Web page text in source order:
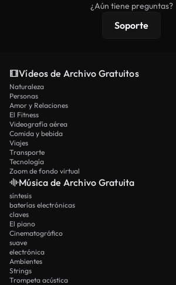
protecciones de licencia extendidas.
¿Aún tiene preguntas?
Soporte
Vídeos de Archivo Gratuitos
Naturaleza
Personas
Amor y Relaciones
El Fitness
Videografía aérea
Comida y bebida
Viajes
Transporte
Tecnología
Zoom de fondo virtual
Música de Archivo Gratuita
síntesis
baterías electrónicas
claves
El piano
Cinematográfico
suave
electrónica
Ambientes
Strings
Trompeta acústica